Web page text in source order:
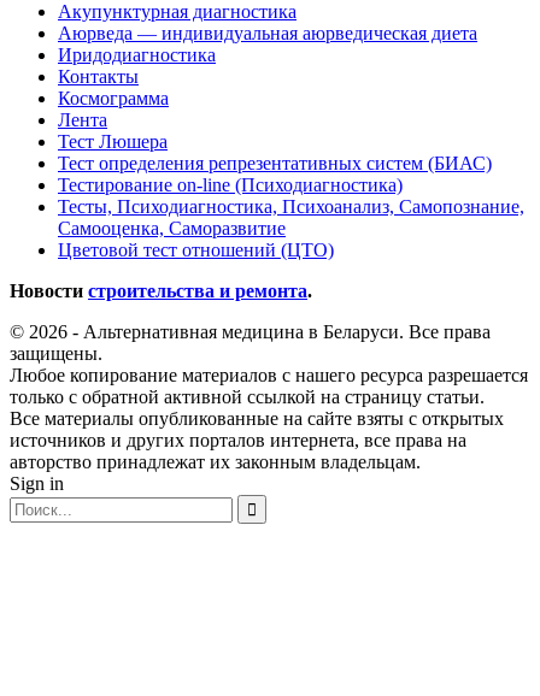
Акупунктурная диагностика
Аюрведа — индивидуальная аюрведическая диета
Иридодиагностика
Контакты
Космограмма
Лента
Тест Люшера
Тест определения репрезентативных систем (БИАС)
Тестирование on-line (Психодиагностика)
Тесты, Психодиагностика, Психоанализ, Самопознание,
Самооценка, Саморазвитие
Цветовой тест отношений (ЦТО)
Новости строительства и ремонта.
© 2026 - Альтернативная медицина в Беларуси. Все права
защищены.
Любое копирование материалов с нашего ресурса разрешается
только с обратной активной ссылкой на страницу статьи.
Все материалы опубликованные на сайте взяты с открытых
источников и других порталов интернета, все права на
авторство принадлежат их законным владельцам.
Sign in